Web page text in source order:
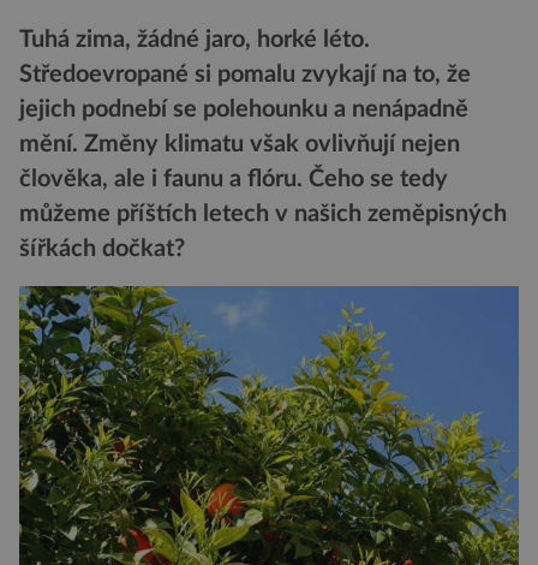
Tuhá zima, žádné jaro, horké léto.
Středoevropané si pomalu zvykají na to, že
jejich podnebí se polehounku a nenápadně
mění. Změny klimatu však ovlivňují nejen
člověka, ale i faunu a flóru. Čeho se tedy
můžeme příštích letech v našich zeměpisných
šířkách dočkat?